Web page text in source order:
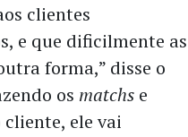
clientes
e que dificilmente as
forma,” disse o
os matchs e
cliente, ele vai